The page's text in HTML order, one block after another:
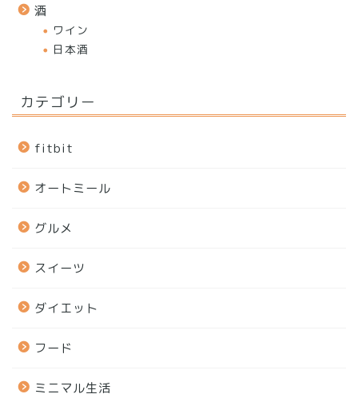
酒
ワイン
日本酒
カテゴリー
fitbit
オートミール
グルメ
スイーツ
ダイエット
フード
ミニマル生活